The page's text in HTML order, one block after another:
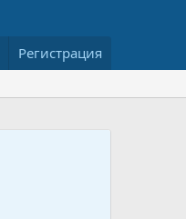
Регистрация